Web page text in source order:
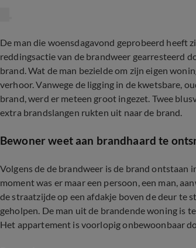
De man die woensdagavond geprobeerd heeft
reddingsactie van de brandweer gearresteerd
brand. Wat de man bezielde om zijn eigen
verhoor. Vanwege de ligging in de kwetsbare,
brand, werd er meteen groot ingezet. Twee
extra brandslangen rukten uit naar de brand.
Bewoner weet aan brandhaard te
Volgens de de brandweer is de brand ontstaan
moment was er maar een persoon, een man,
de straatzijde op een afdakje boven de deur te
geholpen. De man uit de brandende woning is
Het appartement is voorlopig onbewoonbaar